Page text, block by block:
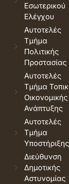
Εσωτερικού
Ελέγχου
Αυτοτελές
Τμήμα
Πολιτικής
Προστασίας
Αυτοτελές
Τμήμα
Οικονομικής
Ανάπτυξης
Αυτοτελές
Τμήμα
Υποστήριξης
Διεύθυνση
Δημοτικής
Αστυνομίας